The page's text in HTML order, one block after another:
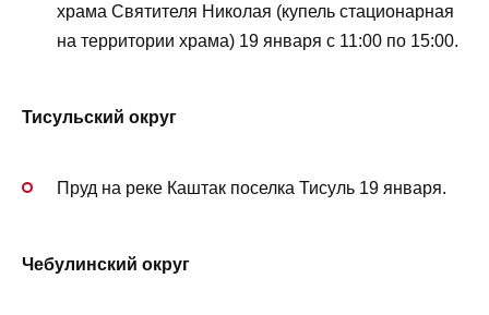
храма Святителя Николая (купель стационарная
на территории храма) 19 января с 11:00 по 15:00.
Тисульский округ
Пруд на реке Каштак поселка Тисуль 19 января.
Чебулинский округ